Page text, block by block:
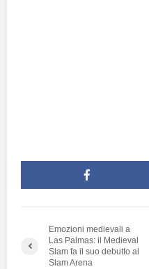
Emozioni medievali a
Las Palmas: il Medieval
Slam fa il suo debutto al
Slam Arena